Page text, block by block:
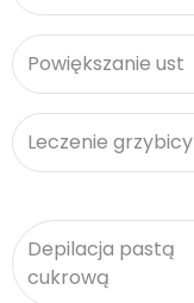
Powiększanie ust
Leczenie grzybicy
Depilacja pastą
cukrową